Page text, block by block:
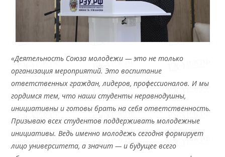
«Деятельность Союза молодежи — это не только
организация мероприятий. Это воспитание
ответственных граждан, лидеров, профессионалов. И мы
гордимся тем, что наши студенты неравнодушны,
инициативны и готовы брать на себя ответственность.
Призываю всех студентов поддерживать молодежные
инициативы. Ведь именно молодежь сегодня формирует
лицо университета, а значит — и будущее всего